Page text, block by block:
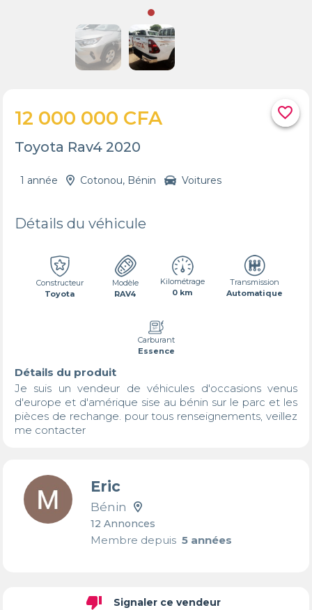
favorite_border
12 000 000 CFA
Toyota Rav4 2020
1 année Cotonou, Bénin Voitures
Détails du véhicule
Constructeur
Toyota
Modèle
RAV4
Kilométrage
0 km
Transmission
Automatique
Carburant
Essence
Détails du produit
Je suis un vendeur de véhicules d'occasions venus
d'europe et d'amérique sise au bénin sur le parc et les
pièces de rechange. pour tous renseignements, veillez
me contacter
Eric
Bénin
12 Annonces
Membre depuis5 années
thumb_down Signaler ce vendeur